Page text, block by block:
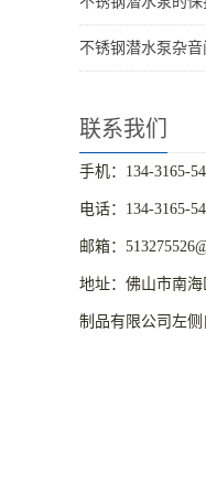
不锈钢潜水泵杂
联系我们
手机：134-3165-
电话：134-3165-
邮箱：
地址：佛山市南
制品有限公司左侧